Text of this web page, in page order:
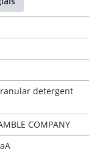
detergent
COMPANY